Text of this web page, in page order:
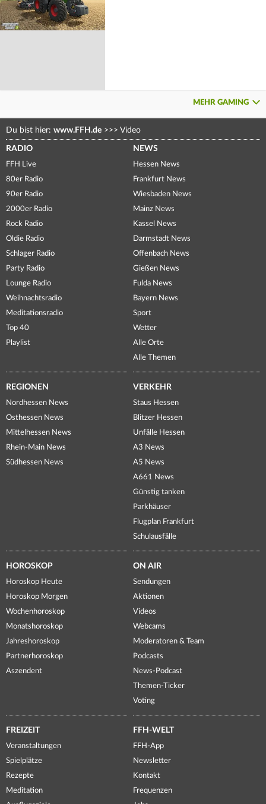
MEHR GAMING
Du bist hier: www.FFH.de >>> Video
RADIO
FFH Live
80er Radio
90er Radio
2000er Radio
Rock Radio
Oldie Radio
Schlager Radio
Party Radio
Lounge Radio
Weihnachtsradio
Meditationsradio
Top 40
Playlist
NEWS
Hessen News
Frankfurt News
Wiesbaden News
Mainz News
Kassel News
Darmstadt News
Offenbach News
Gießen News
Fulda News
Bayern News
Sport
Wetter
Alle Orte
Alle Themen
REGIONEN
Nordhessen News
Osthessen News
Mittelhessen News
Rhein-Main News
Südhessen News
VERKEHR
Staus Hessen
Blitzer Hessen
Unfälle Hessen
A3 News
A5 News
A661 News
Günstig tanken
Parkhäuser
Flugplan Frankfurt
Schulausfälle
HOROSKOP
Horoskop Heute
Horoskop Morgen
Wochenhoroskop
Monatshoroskop
Jahreshoroskop
Partnerhoroskop
Aszendent
ON AIR
Sendungen
Aktionen
Videos
Webcams
Moderatoren & Team
Podcasts
News-Podcast
Themen-Ticker
Voting
FREIZEIT
Veranstaltungen
Spielplätze
Rezepte
Meditation
FFH-WELT
FFH-App
Newsletter
Kontakt
Frequenzen